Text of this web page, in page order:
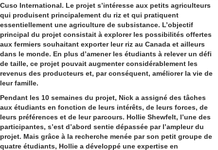
Cuso International. Le projet s’intéresse aux petits agriculteurs
qui produisent principalement du riz et qui pratiquent
essentiellement une agriculture de subsistance. L’objectif
principal du projet consistait à explorer les possibilités offertes
aux fermiers souhaitant exporter leur riz au Canada et ailleurs
dans le monde. En plus d’amener les étudiants à relever un défi
de taille, ce projet pouvait augmenter considérablement les
revenus des producteurs et, par conséquent, améliorer la vie de
leur famille.
Pendant les 10 semaines du projet, Nick a assigné des tâches
aux étudiants en fonction de leurs intérêts, de leurs forces, de
leurs préférences et de leur parcours. Hollie Shewfelt, l’une des
participantes, s’est d’abord sentie dépassée par l’ampleur du
projet. Mais grâce à la recherche menée par son petit groupe de
quatre étudiants, Hollie a développé une expertise en